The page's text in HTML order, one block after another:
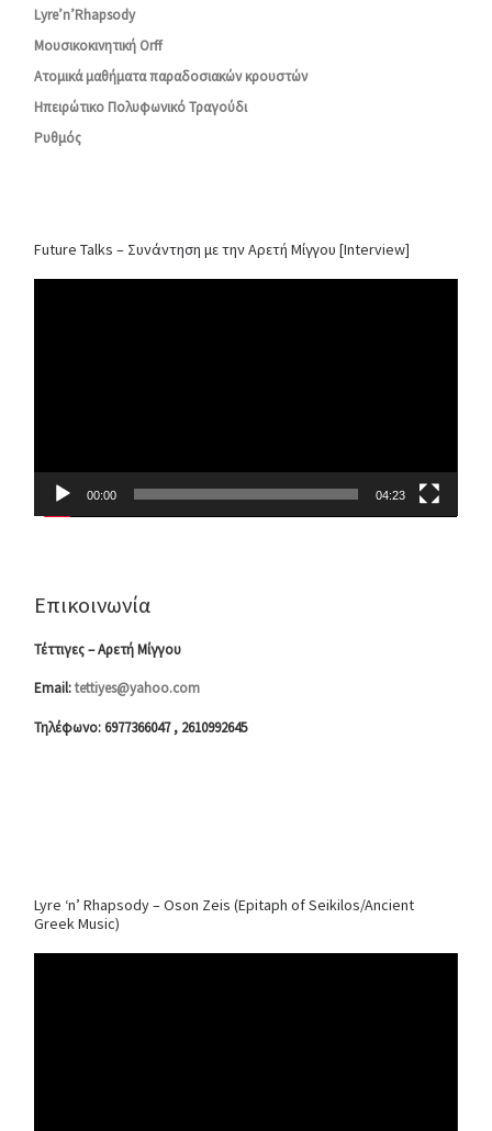
Lyre’n’Rhapsody
Μουσικοκινητική Orff
Ατομικά μαθήματα παραδοσιακών κρουστών
Ηπειρώτικο Πολυφωνικό Τραγούδι
Ρυθμός
Future Talks – Συνάντηση με την Αρετή Μίγγου [Interview]
00:00 04:23
Επικοινωνία
Τέττιγες – Αρετή Μίγγου
Email:tettiyes@yahoo.com
Τηλέφωνο: 6977366047 , 2610992645
Lyre ‘n’ Rhapsody – Oson Zeis (Epitaph of Seikilos/Ancient
Greek Music)